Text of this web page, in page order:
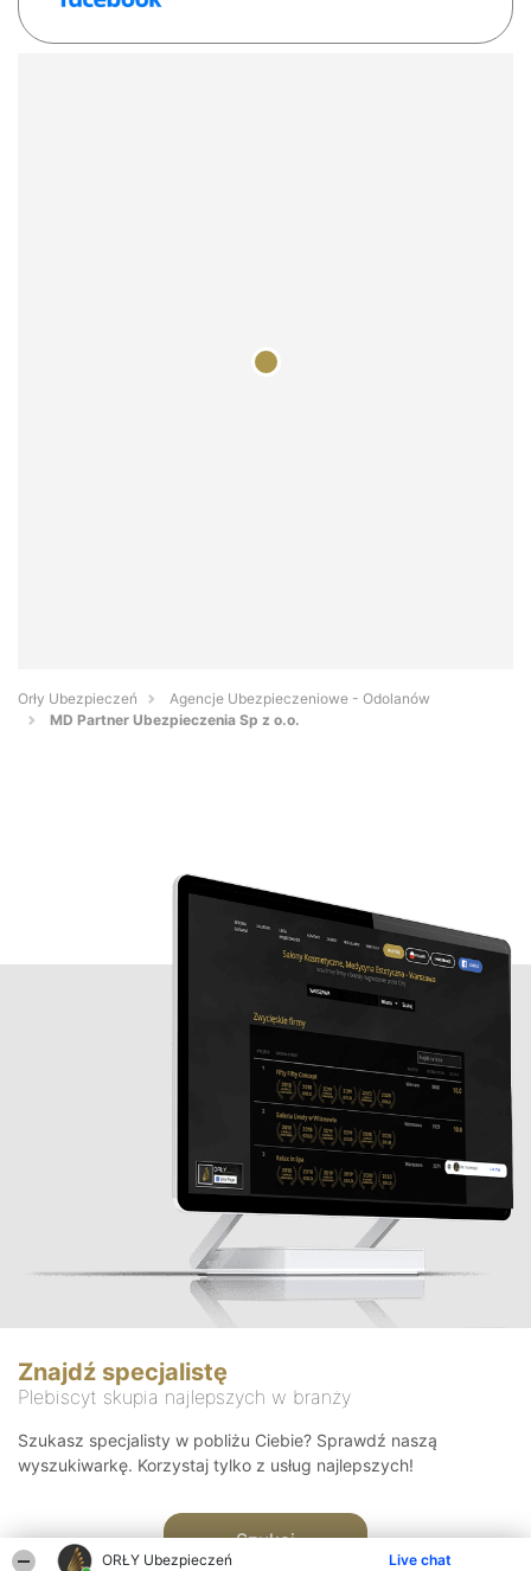
ORŁY Ubezpieczeń Live chat
Orły Ubezpieczeń
Agencje Ubezpieczeniowe - Odolanów
MD Partner Ubezpieczenia Sp z o.o.
Znajdź specjalistę
Plebiscyt skupia najlepszych w branży
Szukasz specjalisty w pobliżu Ciebie? Sprawdź naszą
wyszukiwarkę. Korzystaj tylko z usług najlepszych!
Szukaj